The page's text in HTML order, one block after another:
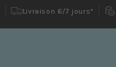
Livraison 6/7 jours*